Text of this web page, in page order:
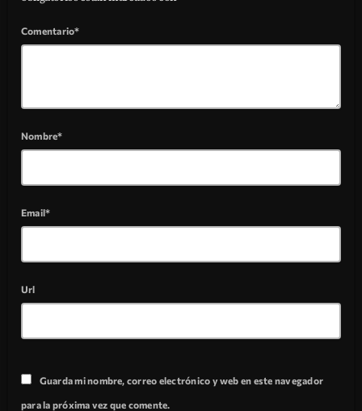
Comentario*
Nombre*
Email*
Url
Guarda mi nombre, correo electrónico y web en este navegador
para la próxima vez que comente.